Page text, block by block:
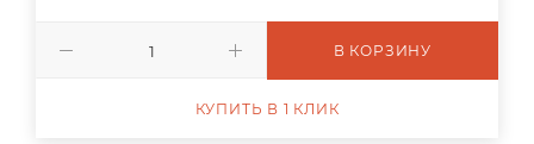
В КОРЗИНУ
КУПИТЬ В 1 КЛИК